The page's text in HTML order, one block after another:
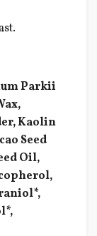
Parkii
Kaolin
Seed
Oil,